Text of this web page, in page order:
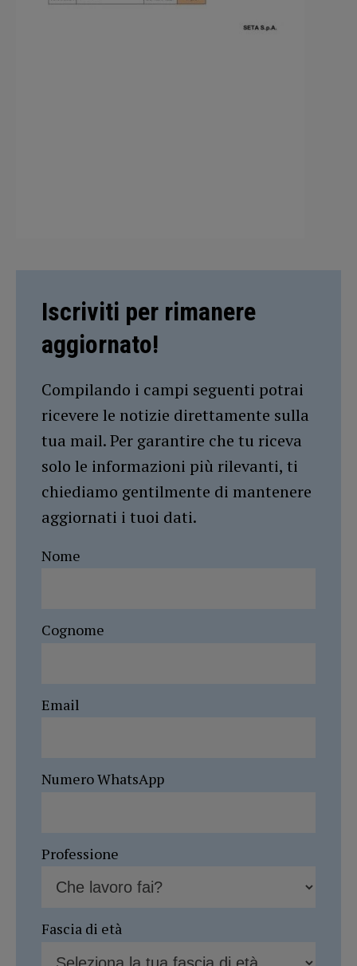
Iscriviti per rimanere
aggiornato!
Compilando i campi seguenti potrai
ricevere le notizie direttamente sulla
tua mail. Per garantire che tu riceva
solo le informazioni più rilevanti, ti
chiediamo gentilmente di mantenere
aggiornati i tuoi dati.
Nome
Cognome
Email
Numero WhatsApp
Professione
Fascia di età